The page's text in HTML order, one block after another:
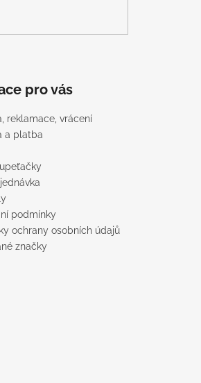
pro vás
reklamace, vrácení
a platba
podmínky
ochrany osobních údajů
značky